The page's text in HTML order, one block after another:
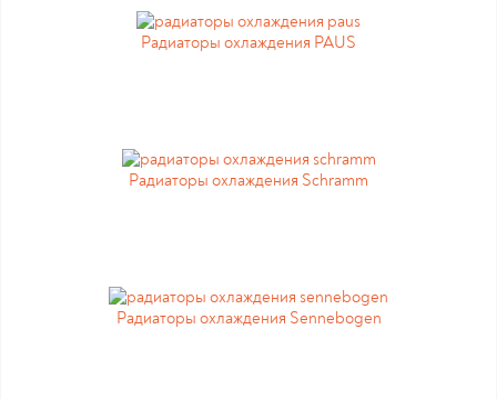
Радиаторы охлаждения PAUS
Радиаторы охлаждения Schramm
Радиаторы охлаждения Sennebogen